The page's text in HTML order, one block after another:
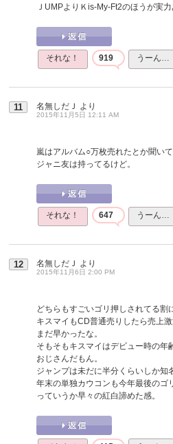
ＪUMPよりＫis-My-Ft2のほうが実
それな！ 919 うーん…
11 名無しだＪ より
2015年11月5日 12:11 AM
嵐はアルバム○万枚売れたとか聞い
ジャニ友は持ってるけど。
それな！ 647 うーん…
12 名無しだＪ より
2015年11月6日 2:00 PM
どちらもすごいゴリ押しされてる割
キスマイもCD普通売りしたら売上
まだ早かったな。
そもそもキスマイはデビュー時の年
おじさんだもん。
ジャンプは未だに半分くらいしか知
年末の単独カウコンも今年最後のゴ
っていうか早々の紅白諦めた感。